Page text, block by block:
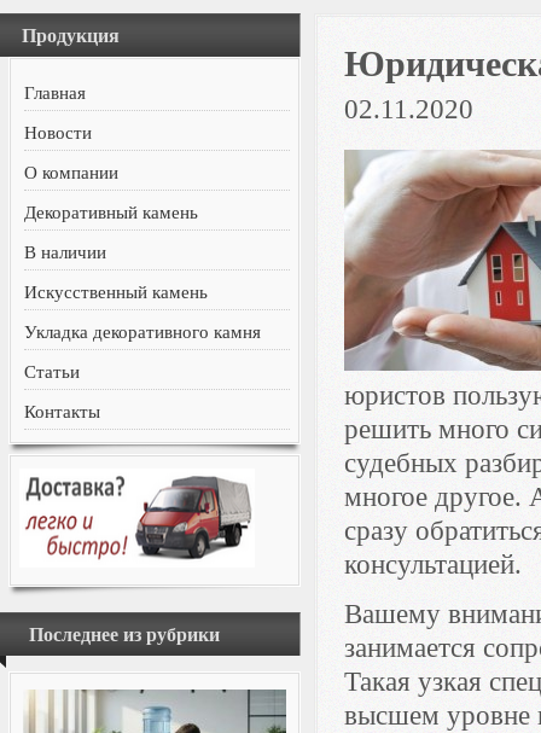
Продукция
Главная
Новости
О компании
Декоративный камень
В наличии
Искусственный камень
Укладка декоративного камня
Статьи
Контакты
Последнее из рубрики
02.11.2020
юристов
решить много
судебных
многое другое.
сразу
консультацией.
Вашему
занимается
Такая узкая
высшем уровне